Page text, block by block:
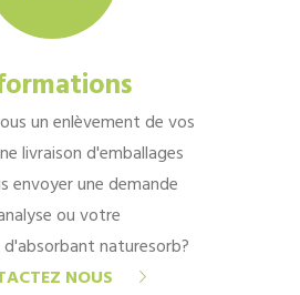
un enlèvement de vos
livraison d'emballages
envoyer une demande
ou votre
naturesorb?
NOUS